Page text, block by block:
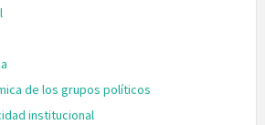
de los grupos políticos
institucional